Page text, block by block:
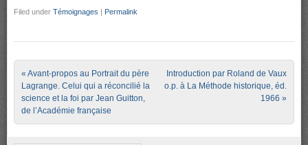
Filed under Témoignages | Permalink
Post navigation
« Avant-propos au Portrait du père
Lagrange. Celui qui a réconcilié la
science et la foi par Jean Guitton,
de l’Académie française
Introduction par Roland de Vaux
o.p. à La Méthode historique, éd.
1966 »